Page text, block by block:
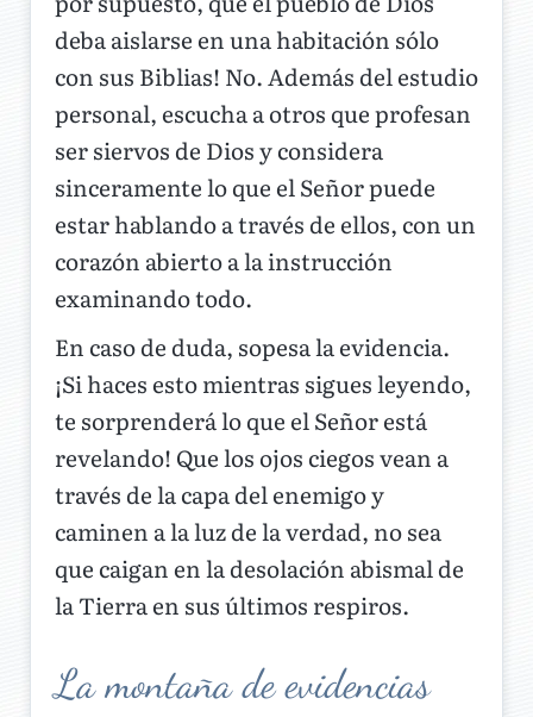
deba aislarse en una habitación sólo
con sus Biblias! No. Además del estudio
personal, escucha a otros que profesan
ser siervos de Dios y considera
sinceramente lo que el Señor puede
estar hablando a través de ellos, con un
corazón abierto a la instrucción
examinando todo.
En caso de duda, sopesa la evidencia.
¡Si haces esto mientras sigues leyendo,
te sorprenderá lo que el Señor está
revelando! Que los ojos ciegos vean a
través de la capa del enemigo y
caminen a la luz de la verdad, no sea
que caigan en la desolación abismal de
la Tierra en sus últimos respiros.
La montaña de evidencias